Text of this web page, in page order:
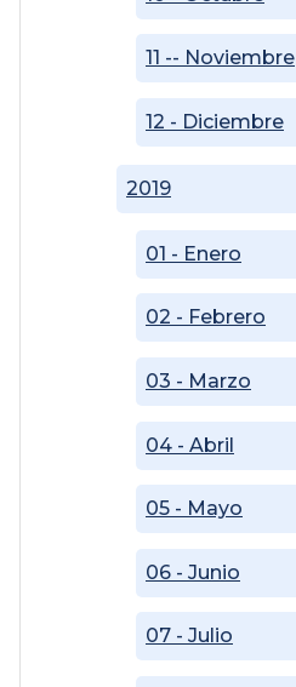
11 -- Noviembre
12 - Diciembre
2019
01 - Enero
02 - Febrero
03 - Marzo
04 - Abril
05 - Mayo
06 - Junio
07 - Julio